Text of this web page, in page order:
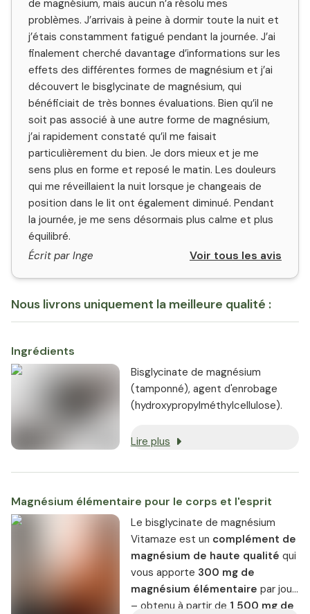
de magnésium, mais aucun n’a résolu mes
problèmes. J’arrivais à peine à dormir toute la nuit et
j’étais constamment fatigué pendant la journée. J’ai
finalement cherché davantage d’informations sur les
effets des différentes formes de magnésium et j’ai
découvert le bisglycinate de magnésium, qui
bénéficiait de très bonnes évaluations. Bien qu’il ne
soit pas associé à une autre forme de magnésium,
j’ai rapidement constaté qu’il me faisait
particulièrement du bien. Je dors mieux et je me
sens plus en forme et reposé le matin. Les douleurs
qui me réveillaient la nuit lorsque je changeais de
position dans le lit ont également diminué. Pendant
la journée, je me sens désormais plus calme et plus
équilibré.
Écrit par Inge
Voir tous les avis
Nous livrons uniquement la meilleure qualité :
Ingrédients
Bisglycinate de magnésium
(tamponné), agent d'enrobage
(hydroxypropylméthylcellulose).
Lire plus
Magnésium élémentaire pour le corps et l'esprit
Le bisglycinate de magnésium
Vitamaze est un complément de
magnésium de haute qualité qui
vous apporte 300 mg de
magnésium élémentaire par jour
– obtenu à partir de 1 500 mg de